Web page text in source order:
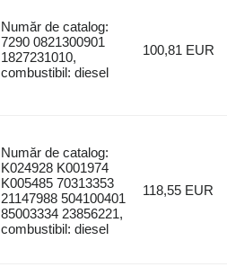
Număr de catalog:
7290 0821300901
1827231010,
combustibil: diesel
100,81 EUR
Număr de catalog:
K024928 K001974
K005485 70313353
21147988 504100401
85003334 23856221,
combustibil: diesel
118,55 EUR